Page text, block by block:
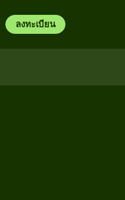
ลงทะเบียน